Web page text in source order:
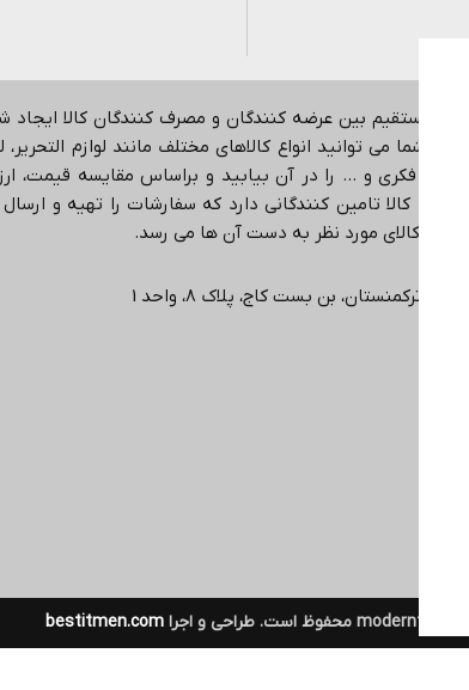
مستقیم بین عرضه کنندگان و مصرف کنندگان کالا
شما می توانید انواع کالاهای مختلف مانند لوازم التحریر،
فکری و … را در آن بیابید و براساس مقایسه قیمت،
کالا تامین کنندگانی دارد که سفارشات را تهیه و
همان کالای مورد نظر به دست آن ها می رسد.
ترکمنستان، بن بست کاج، پلاک ۸، واحد 1
bestitmen.com